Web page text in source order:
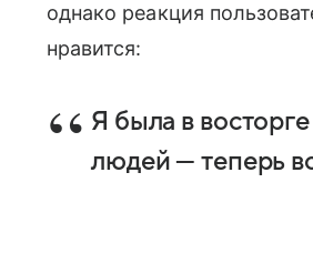
однако реакция
нравится:
Я была в
людей — теперь